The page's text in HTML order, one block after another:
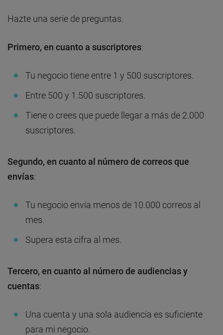
Hazte una serie de preguntas.
Primero, en cuanto a suscriptores:
Tu negocio tiene entre 1 y 500 suscriptores.
Entre 500 y 1.500 suscriptores.
Tiene o crees que puede llegar a más de 2.000
suscriptores.
Segundo, en cuanto al número de correos que
envías:
Tu negocio envía menos de 10.000 correos al
mes.
Supera esta cifra al mes.
Tercero, en cuanto al número de audiencias y
cuentas:
Una cuenta y una sola audiencia es suficiente
para mi negocio.